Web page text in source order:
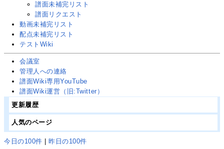
譜面未補完リスト
譜面リクエスト
動画未補完リスト
配点未補完リスト
テストWiki
会議室
管理人への連絡
譜面Wiki専用YouTube
譜面Wiki運営 （旧:Twitter）
更新履歴
人気のページ
今日の100件 昨日の100件